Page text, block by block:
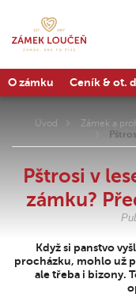
O zámku Ceník & ot.
Úvod Zámek a
Pštrosi v
zámku?
Když si panstvo
procházku, mohlo už
ale třeba i bizony.